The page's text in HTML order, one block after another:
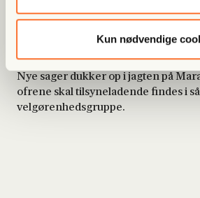
Kun nødvendige
S1:E5
18 april 2022
Nye sager dukker op i jagten på
ofrene skal tilsyneladende findes i
velgørenhedsgruppe.